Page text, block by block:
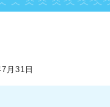
月31日